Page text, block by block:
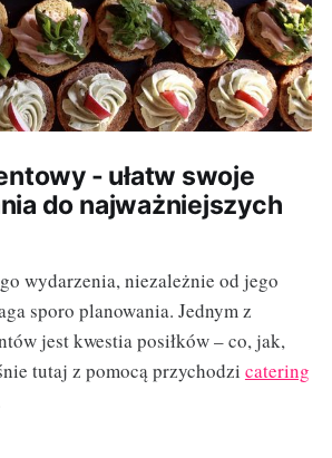
- ułatw swoje
do najważniejszych
wydarzenia, niezależnie od jego
sporo planowania. Jednym z
jest kwestia posiłków – co, jak,
tutaj z pomocą przychodzi catering